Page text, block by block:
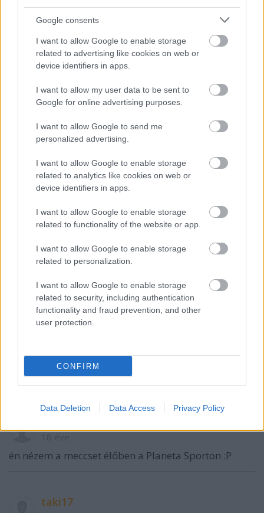
Google consents
I want to allow Google to enable storage
related to advertising like cookies on web or
device identifiers in apps.
I want to allow my user data to be sent to
Google for online advertising purposes.
I want to allow Google to send me
personalized advertising.
I want to allow Google to enable storage
related to analytics like cookies on web or
device identifiers in apps.
I want to allow Google to enable storage
related to functionality of the website or app.
I want to allow Google to enable storage
related to personalization.
I want to allow Google to enable storage
related to security, including authentication
functionality and fraud prevention, and other
user protection.
CONFIRM
Data Deletion Data Access Privacy Policy
Fölényes dunaújvárosi győzelem
Jövő héten már az FTC és az UTE is
Ezüstérmes a Miskolc Iglóban
A hozzászóláshoz be kell lépned!
én nézem a meccset élőben a Planeta Sporton :P
taki17